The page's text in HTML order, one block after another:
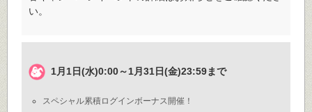
い。
1月1日(水)0:00～1月31日(金)23:59まで
スペシャル累積ログインボーナス開催！